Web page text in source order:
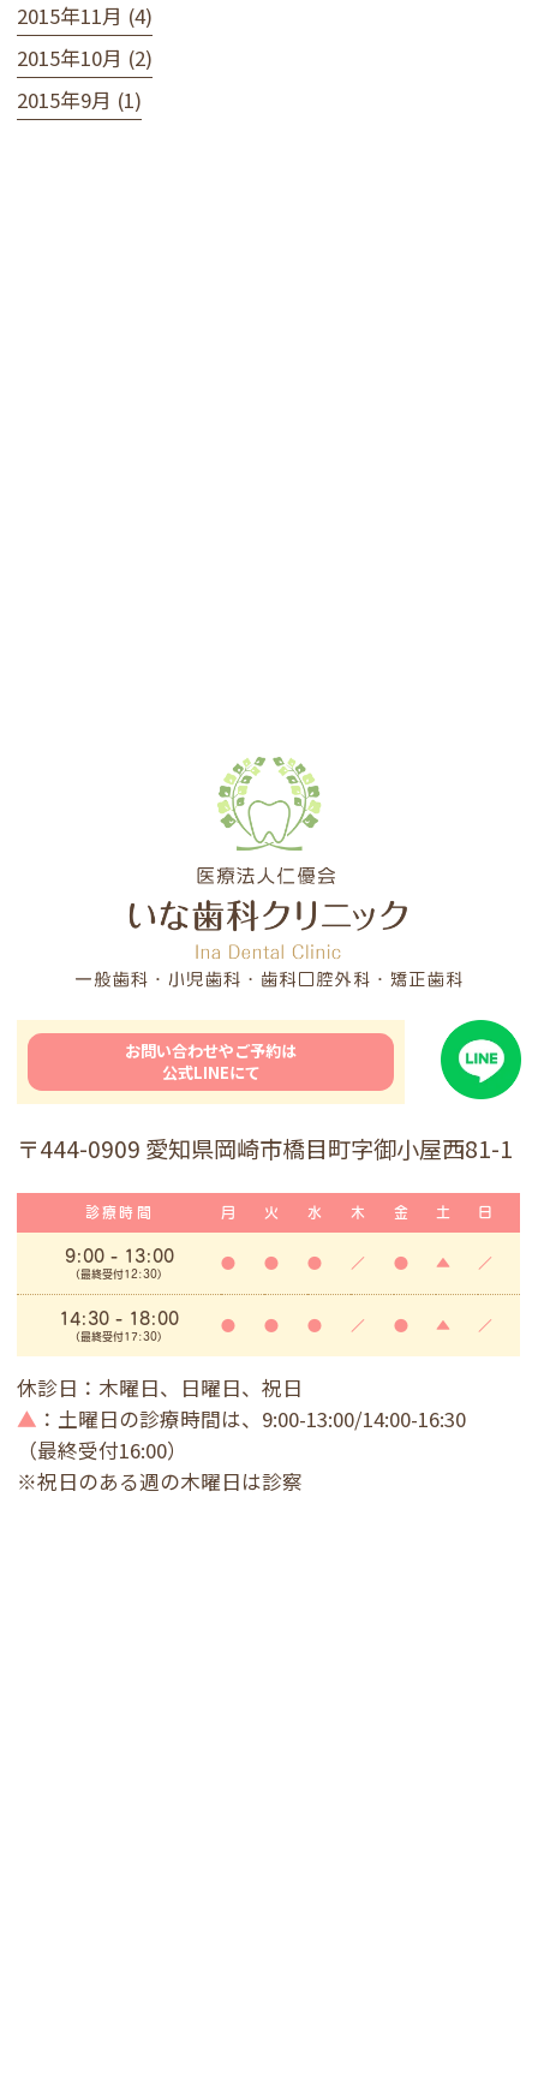
2015年11月 (4)
2015年10月 (2)
2015年9月 (1)
お問い合わせやご予約は
公式LINEにて
〒444-0909 愛知県岡崎市橋目町字御小屋西81-1
診療時間 月 火 水 木 金 土 日
9:00- 13:00
(最終受付12:30)
● ● ● ／ ● ▲ ／
14:30 - 18:00
(最終受付17:30)
● ● ● ／ ● ▲ ／
休診日：木曜日、日曜日、祝日
▲ ：土曜日の診療時間は、9:00-13:00/14:00-16:30
（最終受付16:00）
※祝日のある週の木曜日は診察